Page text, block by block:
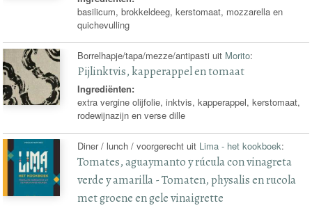
basilicum, brokkeldeeg, kerstomaat, mozzarella en
quichevulling
Borrelhapje/tapa/mezze/antipasti uit Morito:
Pijlinktvis, kapperappel en tomaat
Ingrediënten:
extra vergine olijfolie, inktvis, kapperappel, kerstomaat,
rodewijnazijn en verse dille
Diner / lunch / voorgerecht uit Lima - het kookboek:
Tomates, aguaymanto y rúcula con vinagreta
verde y amarilla - Tomaten, physalis en rucola
met groene en gele vinaigrette